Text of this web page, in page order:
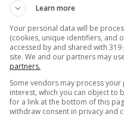
suo viaggio
scegliere se
nei loro corpi per
di
Learn more
Your personal data will be
(cookies, unique identifiers, and
accessed by and shared with
site. We and our partners may
partners.
Some vendors may process
interest, which you can object to
for a link at the bottom of this
withdraw consent in privacy and